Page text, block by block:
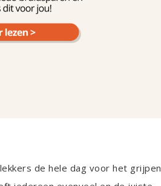
de hele dag voor het grijpen